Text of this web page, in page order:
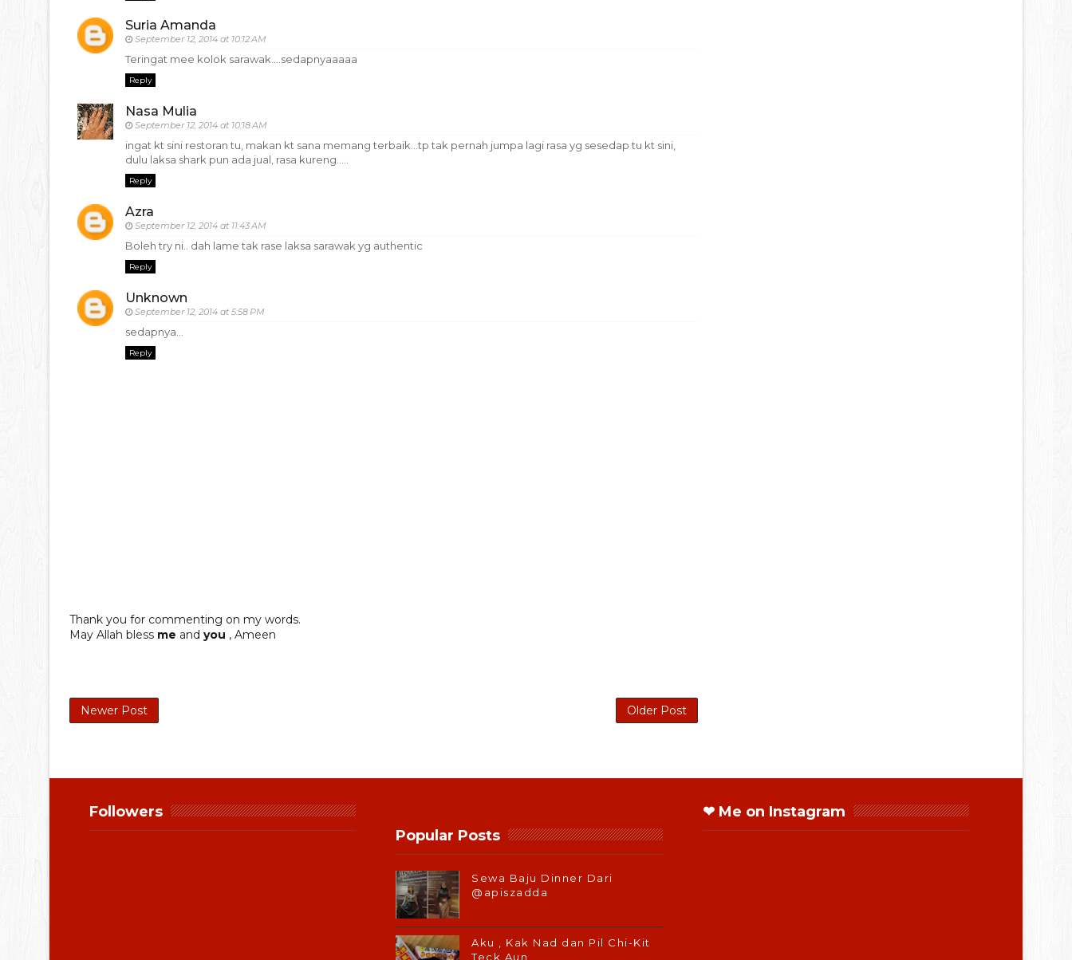
Suria Amanda
September 12, 2014 at 10:12 AM
Teringat mee kolok sarawak....sedapnyaaaaa
Reply
Nasa Mulia
September 12, 2014 at 10:18 AM
ingat kt sini restoran tu, makan kt sana memang terbaik...tp tak pernah jumpa lagi rasa yg sesedap tu kt sini,
dulu laksa shark pun ada jual, rasa kureng.....
Reply
Azra
September 12, 2014 at 11:43 AM
Boleh try ni.. dah lame tak rase laksa sarawak yg authentic
Reply
Unknown
September 12, 2014 at 5:58 PM
sedapnya...
Reply
Thank you for commenting on my words.
May Allah bless me and you , Ameen
Newer Post Older Post
Followers
Popular Posts
Sewa Baju Dinner Dari
@apiszadda
Aku , Kak Nad dan Pil Chi-Kit
Teck Aun
❤ Me on Instagram